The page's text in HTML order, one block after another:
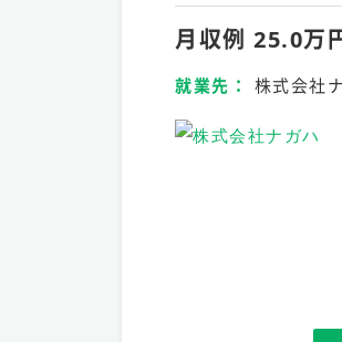
月収例 25.0万
就業先 株式会社